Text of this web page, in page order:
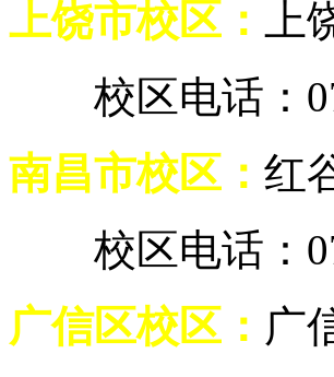
上饶市校区：
校区电话：
南昌市校区： 红
校区电话：
广信区校区： 广